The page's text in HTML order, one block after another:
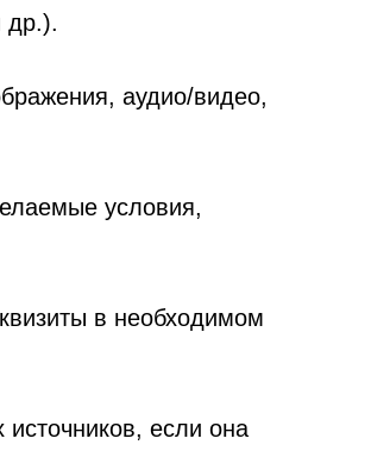
др.).
аудио/видео,
условия,
в необходимом
если она